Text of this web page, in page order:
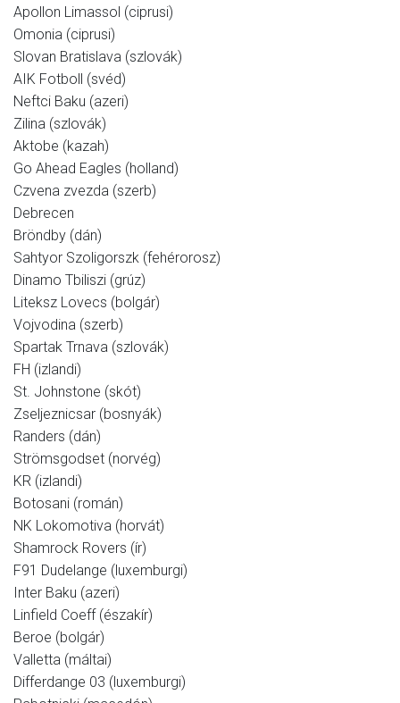
Apollon Limassol (ciprusi)
Omonia (ciprusi)
Slovan Bratislava (szlovák)
AIK Fotboll (svéd)
Neftci Baku (azeri)
Zilina (szlovák)
Aktobe (kazah)
Go Ahead Eagles (holland)
Czvena zvezda (szerb)
Debrecen
Bröndby (dán)
Sahtyor Szoligorszk (fehérorosz)
Dinamo Tbiliszi (grúz)
Liteksz Lovecs (bolgár)
Vojvodina (szerb)
Spartak Trnava (szlovák)
FH (izlandi)
St. Johnstone (skót)
Zseljeznicsar (bosnyák)
Randers (dán)
Strömsgodset (norvég)
KR (izlandi)
Botosani (román)
NK Lokomotiva (horvát)
Shamrock Rovers (ír)
F91 Dudelange (luxemburgi)
Inter Baku (azeri)
Linfield Coeff (északír)
Beroe (bolgár)
Valletta (máltai)
Differdange 03 (luxemburgi)